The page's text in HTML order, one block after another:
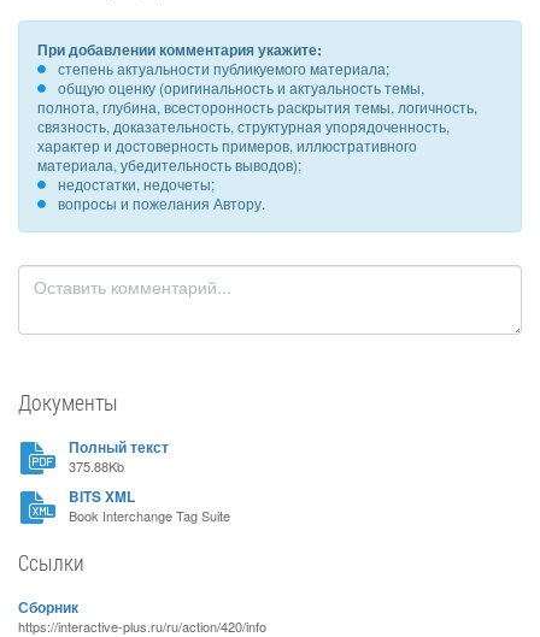
При добавлении комментария укажите:
степень актуальности публикуемого материала;
общую оценку (оригинальность и актуальность темы,
полнота, глубина, всесторонность раскрытия темы, логичность,
связность, доказательность, структурная упорядоченность,
характер и достоверность примеров, иллюстративного
материала, убедительность выводов);
недостатки, недочеты;
вопросы и пожелания Автору.
Документы
Полный текст
375.88Kb
BITS XML
Book Interchange Tag Suite
Ссылки
Сборник
https://interactive-plus.ru/ru/action/420/info